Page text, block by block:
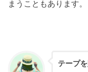
まうこともあります。
テープ